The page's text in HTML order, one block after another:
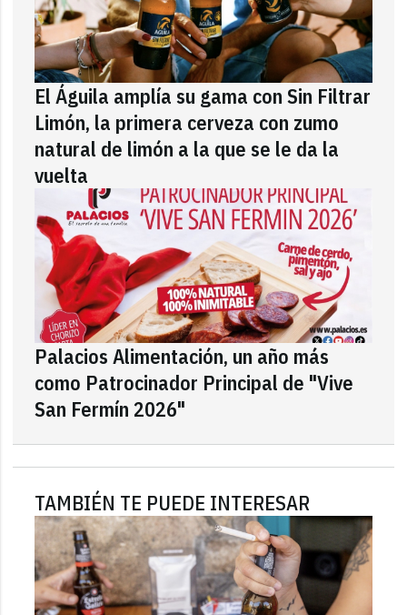
El Águila amplía su gama con Sin Filtrar
Limón, la primera cerveza con zumo
natural de limón a la que se le da la
vuelta
Palacios Alimentación, un año más
como Patrocinador Principal de "Vive
San Fermín 2026"
TAMBIÉN TE PUEDE INTERESAR